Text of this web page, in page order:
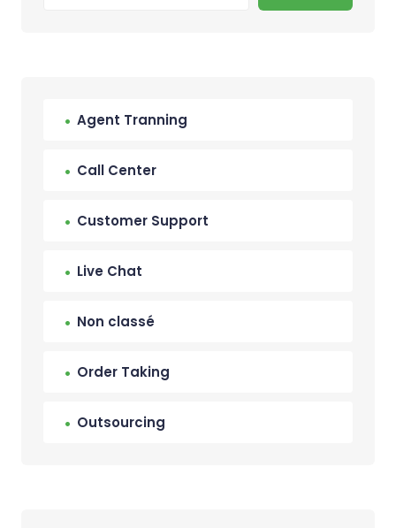
Agent Tranning
Call Center
Customer Support
Live Chat
Non classé
Order Taking
Outsourcing